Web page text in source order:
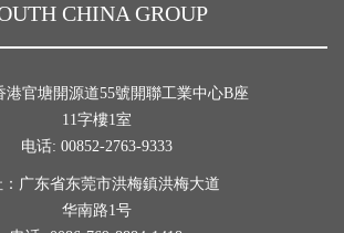
CHINA GROUP
港官塘開源道55號開聯工業中心B座
11字樓1室
电话: 00852-2763-9333
：广东省东莞市洪梅鎮洪梅大道
华南路1号